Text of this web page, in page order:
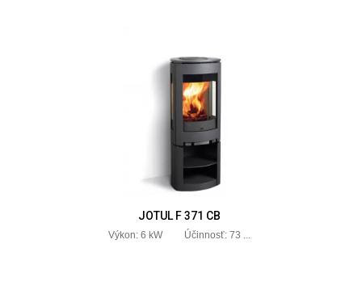
JOTUL F 371 CB
Výkon: 6 kW Účinnosť: 73 ...